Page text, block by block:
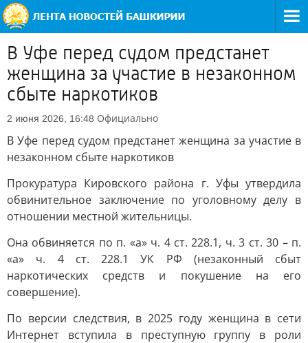
В Уфе перед судом предстанет
женщина за участие в незаконном
сбыте наркотиков
2 июня 2026, 16:48 Официально
В Уфе перед судом предстанет женщина за участие в
незаконном сбыте наркотиков
Прокуратура Кировского района г. Уфы утвердила
обвинительное заключение по уголовному делу в
отношении местной жительницы.
Она обвиняется по п. «а» ч. 4 ст. 228.1, ч. 3 ст. 30 – п.
«а» ч. 4 ст. 228.1 УК РФ (незаконный сбыт
наркотических средств и покушение на его
совершение).
По версии следствия, в 2025 году женщина в сети
Интернет вступила в преступную группу в роли